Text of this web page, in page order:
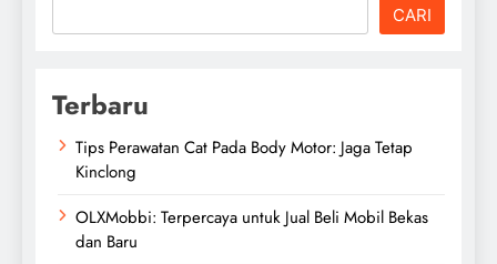
CARI
Terbaru
Tips Perawatan Cat Pada Body Motor: Jaga Tetap
Kinclong
OLXMobbi: Terpercaya untuk Jual Beli Mobil Bekas
dan Baru